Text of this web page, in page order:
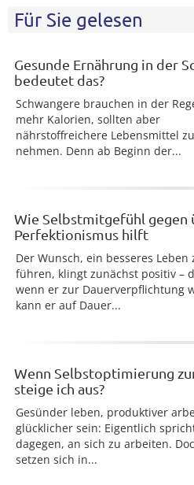
Für Sie gelesen
Gesunde Ernährung in der
bedeutet das?
Schwangere brauchen in der
mehr Kalorien, sollten aber
nährstoffreichere Lebensmittel
nehmen. Denn ab Beginn der...
Wie Selbstmitgefühl gegen
Perfektionismus hilft
Der Wunsch, ein besseres Leben
führen, klingt zunächst positiv –
wenn er zur Dauerverpflichtung
kann er auf Dauer...
Wenn Selbstoptimierung
steige ich aus?
Gesünder leben, produktiver
glücklicher sein: Eigentlich
dagegen, an sich zu arbeiten.
setzen sich in...